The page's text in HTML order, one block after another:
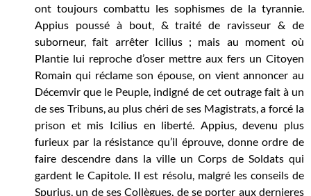
ont toujours combattu les sophismes de la tyrannie.
Appius poussé à bout, & traité de ravisseur & de
suborneur, fait arrêter Icilius ; mais au moment où
Plantie lui reproche d’oser mettre aux fers un Citoyen
Romain qui réclame son épouse, on vient annoncer au
Décemvir que le Peuple, indigné de cet outrage fait à un
de ses Tribuns, au plus chéri de ses Magistrats, a forcé la
prison et mis Icilius en liberté. Appius, devenu plus
furieux par la résistance qu’il éprouve, donne ordre de
faire descendre dans la ville un Corps de Soldats qui
gardent le Capitole. Il est résolu, malgré les conseils de
Spurius, un de ses Collègues, de se porter aux dernieres